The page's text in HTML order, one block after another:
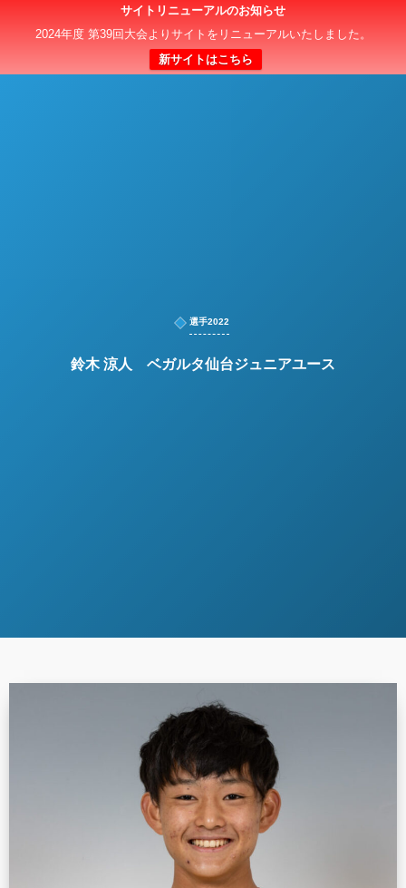
サイトリニューアルのお知らせ
2024年度 第39回大会よりサイトをリニューアルいたしました。
新サイトはこちら
日本クラブユースサッカー選手権（U-15）大会
選手2022
鈴木 涼人 ベガルタ仙台ジュニアユース